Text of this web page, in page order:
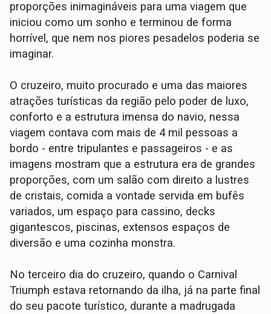
proporções inimagináveis para uma viagem que
iniciou como um sonho e terminou de forma
horrível, que nem nos piores pesadelos poderia se
imaginar.
O cruzeiro, muito procurado e uma das maiores
atrações turísticas da região pelo poder de luxo,
conforto e a estrutura imensa do navio, nessa
viagem contava com mais de 4 mil pessoas a
bordo - entre tripulantes e passageiros - e as
imagens mostram que a estrutura era de grandes
proporções, com um salão com direito a lustres
de cristais, comida a vontade servida em bufês
variados, um espaço para cassino, decks
gigantescos, piscinas, extensos espaços de
diversão e uma cozinha monstra.
No terceiro dia do cruzeiro, quando o Carnival
Triumph estava retornando da ilha, já na parte final
do seu pacote turístico, durante a madrugada